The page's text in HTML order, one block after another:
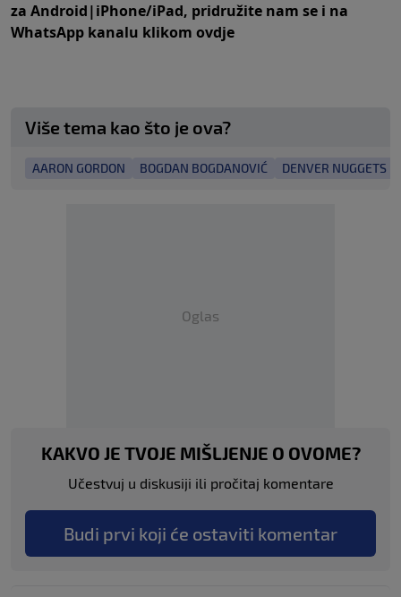
za Android|iPhone/iPad, pridružite nam se i na
WhatsApp kanalu klikom ovdje
Više tema kao što je ova?
AARON GORDON BOGDAN BOGDANOVIĆ DENVER NUGGETS
Oglas
KAKVO JE TVOJE MIŠLJENJE O OVOME?
Učestvuj u diskusiji ili pročitaj komentare
Budi prvi koji će ostaviti komentar